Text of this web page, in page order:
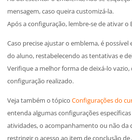
mensagem, caso queira customizá-la.
Após a configuração, lembre-se de ativar o
Caso precise ajustar o emblema, é
do aluno, restabelecendo as tentativas e
Verifique a melhor forma de deixá-lo
configuração realizado.
Veja também o tópico Configurações do
entenda algumas configurações
atividades, o acompanhamento ou não da
restringir o acesso ao item de conclusão